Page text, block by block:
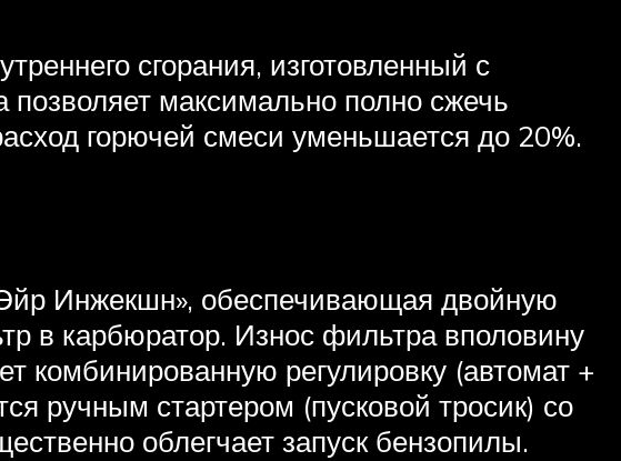
сгорания, изготовленный с
максимально полно сжечь
горючей смеси уменьшается до 20%.
Инжекшн», обеспечивающая двойную
в карбюратор. Износ фильтра вполовину
комбинированную регулировку (автомат +
ручным стартером (пусковой тросик) со
облегчает запуск бензопилы.